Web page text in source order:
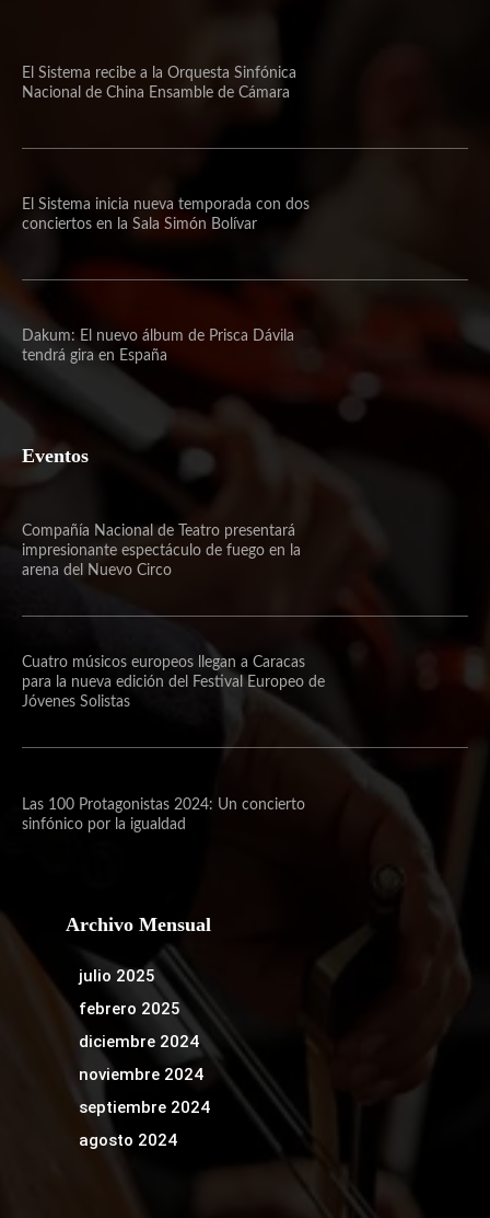
El Sistema recibe a la Orquesta Sinfónica
Nacional de China Ensamble de Cámara
El Sistema inicia nueva temporada con dos
conciertos en la Sala Simón Bolívar
Dakum: El nuevo álbum de Prisca Dávila
tendrá gira en España
Eventos
Compañía Nacional de Teatro presentará
impresionante espectáculo de fuego en la
arena del Nuevo Circo
Cuatro músicos europeos llegan a Caracas
para la nueva edición del Festival Europeo de
Jóvenes Solistas
Las 100 Protagonistas 2024: Un concierto
sinfónico por la igualdad
Archivo Mensual
julio 2025
febrero 2025
diciembre 2024
noviembre 2024
septiembre 2024
agosto 2024